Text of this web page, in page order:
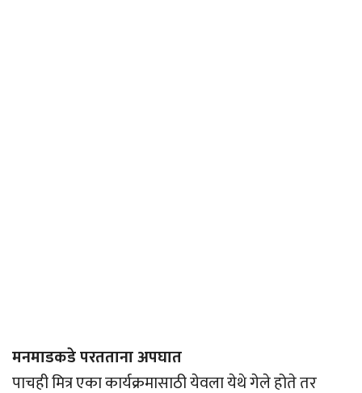
मनमाडकडे परतताना अपघात
पाचही मित्र एका कार्यक्रमासाठी येवला येथे गेले होते तर